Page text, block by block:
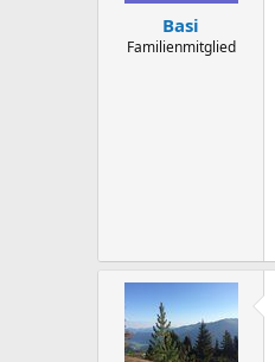
Basi
Familienmitglied